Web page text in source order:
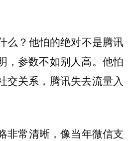
么？他怕的绝对不是腾讯
，参数不如别人高。他怕
交关系，腾讯失去流量入
非常清晰，像当年微信支